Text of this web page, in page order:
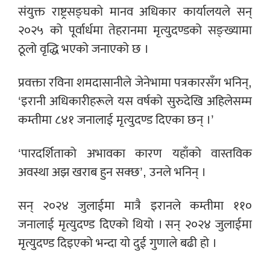
संयुक्त राष्ट्रसङ्घको मानव अधिकार कार्यालयले सन्
२०२५ को पूर्वार्धमा तेहरानमा मृत्युदण्डको सङ्ख्यामा
ठूलो वृद्धि भएको जनाएको छ ।
प्रवक्ता रविना शमदासानीले जेनेभामा पत्रकारसँग भनिन्,
‘इरानी अधिकारीहरूले यस वर्षको सुरुदेखि अहिलेसम्म
कम्तीमा ८४१ जनालाई मृत्युदण्ड दिएका छन् ।’
‘पारदर्शिताको अभावका कारण यहाँको वास्तविक
अवस्था अझ खराब हुन सक्छ’, उनले भनिन् ।
सन् २०२४ जुलाईमा मात्रै इरानले कम्तीमा ११०
जनालाई मृत्युदण्ड दिएको थियो । सन् २०२४ जुलाईमा
मृत्युदण्ड दिइएको भन्दा यो दुई गुणाले बढी हो ।